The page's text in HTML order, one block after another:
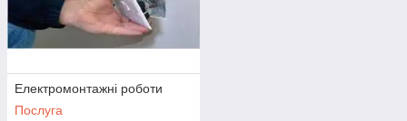
Електромонтажні роботи
Послуга